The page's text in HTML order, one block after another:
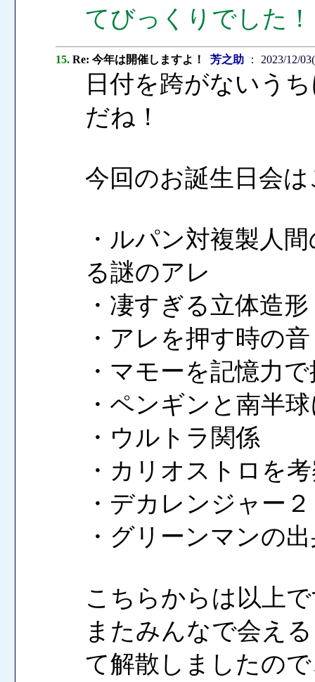
てびっくりでした！
15. Re: 今年は開催しますよ！ 芳之助 ： 2023/12/
日付を跨がないう
だね！
今回のお誕生日会
・ルパン対複製人
る謎のアレ
・凄すぎる立体造
・アレを押す時の音
・マモーを記憶力
・ペンギンと南半
・ウルトラ関係
・カリオストロを
・デカレンジャー
・グリーンマンの
こちらからは以上
またみんなで会え
て解散しましたの